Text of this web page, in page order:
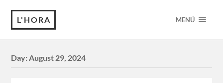
L'HORA MENÚ
Day:August 29, 2024